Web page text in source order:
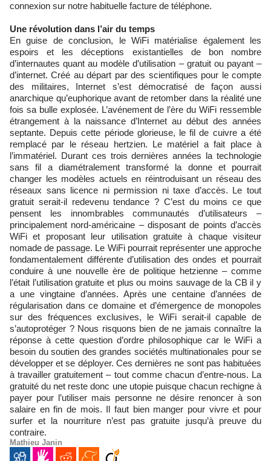
connexion sur notre habituelle facture de téléphone.
Une révolution dans l’air du temps
En guise de conclusion, le WiFi matérialise également les
espoirs et les déceptions existantielles de bon nombre
d’internautes quant au modèle d’utilisation – gratuit ou payant –
d’internet. Créé au départ par des scientifiques pour le compte
des militaires, Internet s’est démocratisé de façon aussi
anarchique qu’euphorique avant de retomber dans la réalité une
fois sa bulle explosée. L’avénement de l’ère du WiFi ressemble
étrangement à la naissance d’Internet au début des années
septante. Depuis cette période glorieuse, le fil de cuivre a été
remplacé par le réseau hertzien. Le matériel a fait place à
l’immatériel. Durant ces trois dernières années la technologie
sans fil a diamétralement transformé la donne et pourrait
changer les modèles actuels en réintroduisant un réseau des
réseaux sans licence ni permission ni taxe d’accès. Le tout
gratuit serait-il redevenu tendance ? C’est du moins ce que
pensent les innombrables communautés d’utilisateurs –
principalement nord-américaine – disposant de points d’accès
WiFi et proposant leur utilisation gratuite à chaque visiteur
nomade de passage. Le WiFi pourrait représenter une approche
fondamentalement différente d’utilisation des ondes et pourrait
conduire à une nouvelle ère de politique hetzienne – comme
l’était l’utilisation gratuite et plus ou moins sauvage de la CB il y
a une vingtaine d’années. Après une centaine d’années de
régularisation dans ce domaine et d’émergence de monopoles
sur des fréquences exclusives, le WiFi serait-il capable de
s’autoprotéger ? Nous risquons bien de ne jamais connaître la
réponse à cette question d’ordre philosophique car le WiFi a
besoin du soutien des grandes sociétés multinationales pour se
développer et se déployer. Ces dernières ne sont pas habituées
à travailler gratuitement – tout comme chacun d’entre-nous. La
gratuité du net reste donc une utopie puisque chacun rechigne à
payer pour l’utiliser mais personne ne désire renoncer à son
salaire en fin de mois. Il faut bien manger pour vivre et pour
surfer et la nourriture n’est pas gratuite jusqu’à preuve du
contraire.
Mathieu Janin